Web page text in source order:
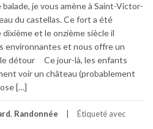
je vous amène à Saint-Victor-
du castellas. Ce fort a été
et le onzième siècle il
environnantes et nous offre un
le détour Ce jour-là, les enfants
voir un château (probablement
[…]
, Randonnée Étiqueté avec